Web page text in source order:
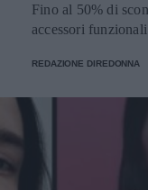
Fino al 50% di
accessori
REDAZIONE DIREDONNA